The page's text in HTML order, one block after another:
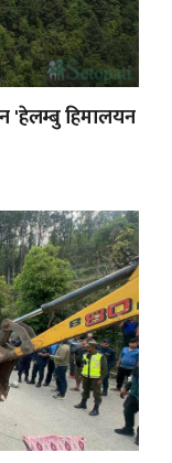
'हेलम्बु हिमालयन